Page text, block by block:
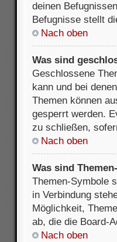
deinen
Befugnisse stellt
Nach oben
Was sind
Geschlossene
kann und bei
Themen können
gesperrt werden.
zu schließen,
Nach oben
Was sind
Themen-Symbole
in Verbindung
Möglichkeit,
ab, die die Board-
Nach oben